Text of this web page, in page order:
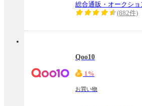
総合通販・オークショ
(882件)
Qoo10
1%
お買い物